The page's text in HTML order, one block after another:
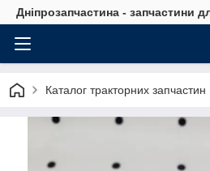
Дніпрозапчастина - запчастини
Каталог тракторних запчастин